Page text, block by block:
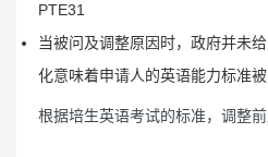
PTE31
当被问及调整原因时，政府并未
化意味着申请人的英语能力标准被
根据培生英语考试的标准，调整前